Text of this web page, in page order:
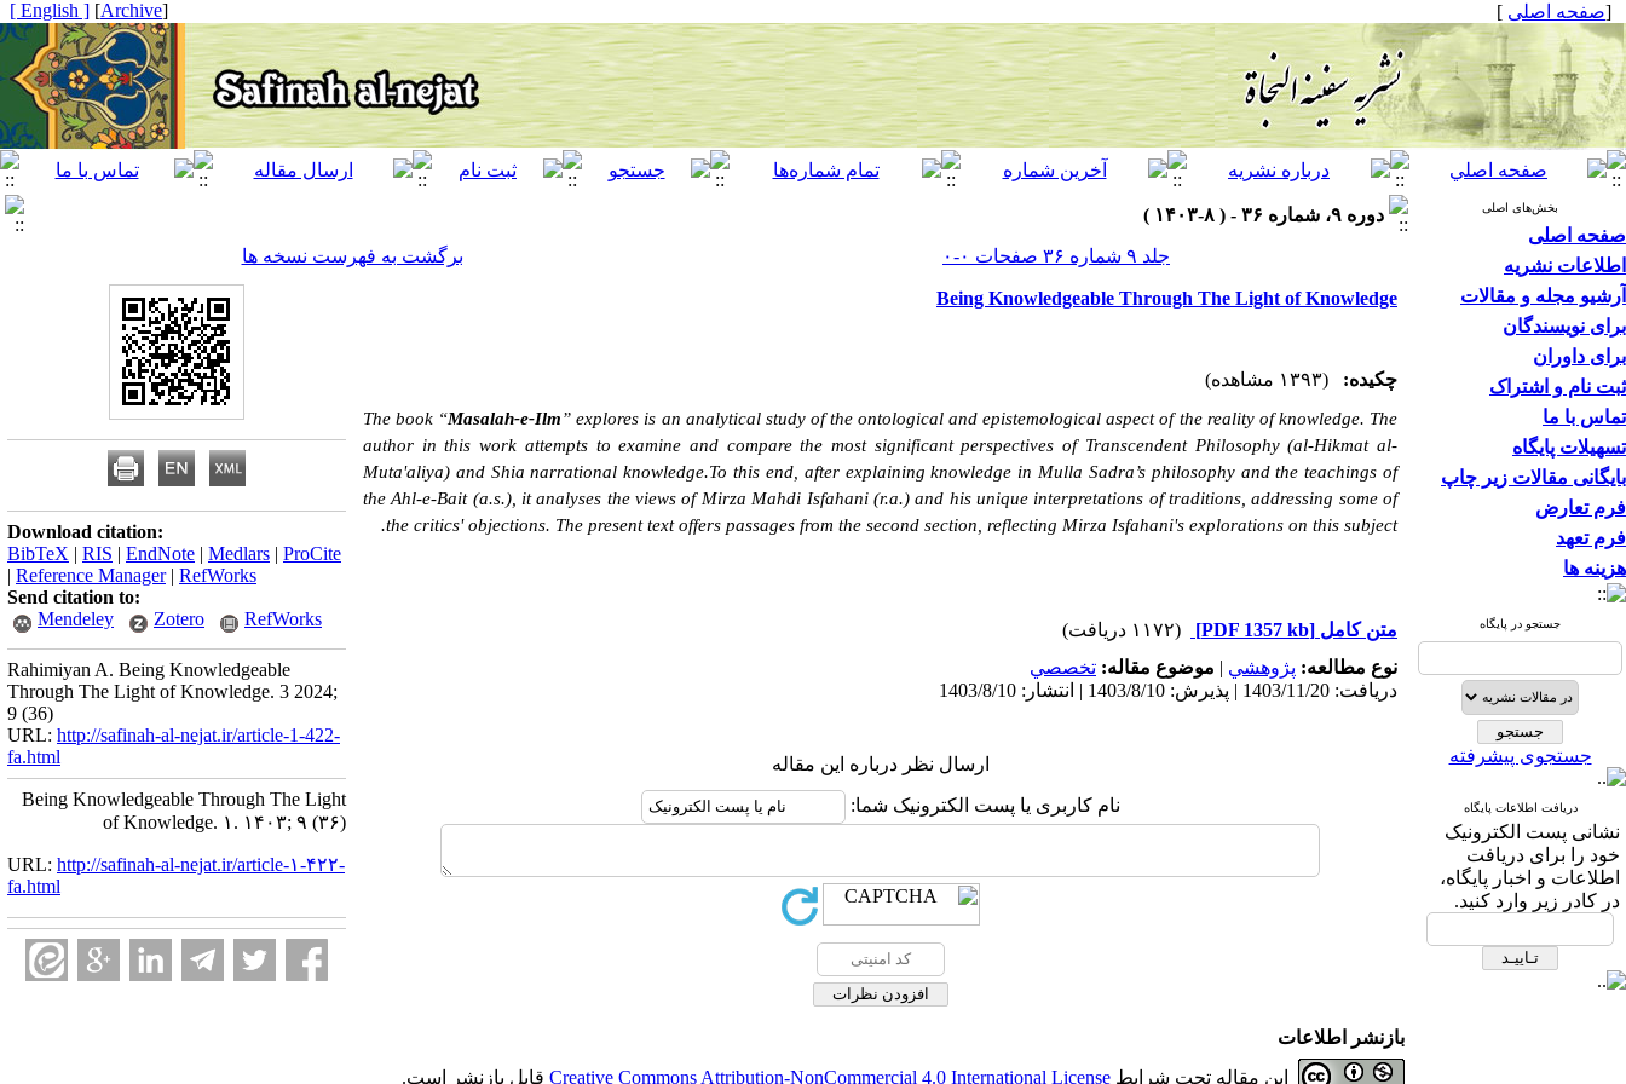
[صفحه اصلی ]
[
Archive
]
[ English ]
بخش‌های اصلی
صفحه اصلی
اطلاعات نشریه
آرشیو مجله و مقالات
برای نویسندگان
برای داوران
ثبت نام و اشتراک
تماس با ما
تسهیلات پایگاه
بایگانی مقالات زیر چاپ
فرم تعارض
فرم تعهد
هزینه ها
جستجو در پایگاه
جستجوی پیشرفته
دریافت اطلاعات پایگاه
نشانی پست الکترونیک
خود را برای دریافت
اطلاعات و اخبار پایگاه،
در کادر زیر وارد کنید.
دوره ۹، شماره ۳۶ - ( ۸-۱۴۰۳ )
جلد ۹ شماره ۳۶ صفحات ۰-۰
برگشت به فهرست نسخه ها
Being Knowledgeable Through The Light of Knowledge
چکیده:
(۱۳۹۳ مشاهده)
The book “Masalah-e-Ilm” explores is an analytical study of the ontological and epistemological aspect of the reality of knowledge. The
author in this work attempts to examine and compare the most significant perspectives of Transcendent Philosophy (al-Hikmat al-
Muta'aliya) and Shia narrational knowledge.To this end, after explaining knowledge in Mulla Sadra’s philosophy and the teachings of
the Ahl-e-Bait (a.s.), it analyses the views of Mirza Mahdi Isfahani (r.a.) and his unique interpretations of traditions, addressing some of
the critics' objections. The present text offers passages from the second section, reflecting Mirza Isfahani's explorations on this subject.
متن کامل [PDF 1357 kb]
(۱۱۷۲ دریافت)
نوع مطالعه: پژوهشي | موضوع مقاله: تخصصي
دریافت: 1403/11/20 | پذیرش: 1403/8/10 | انتشار: 1403/8/10
ارسال نظر درباره این مقاله
نام کاربری یا پست الکترونیک شما:
Download citation:
BibTeX | RIS | EndNote | Medlars | ProCite
| Reference Manager| RefWorks
Send citation to:
Mendeley
Zotero RefWorks
Rahimiyan A. Being Knowledgeable
Through The Light of Knowledge. 3 2024;
9 (36)
URL: http://safinah-al-nejat.ir/article-1-422-
fa.html
Being Knowledgeable Through The Light
of Knowledge. ۱. ۱۴۰۳; ۹ (۳۶)
URL: http://safinah-al-nejat.ir/article-۱-۴۲۲-
fa.html
بازنشر اطلاعات
این مقاله تحت شرایط Creative Commons Attribution-NonCommercial 4.0 International License قابل بازنشر است.